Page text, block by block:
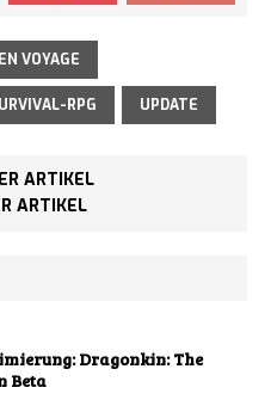
VOYAGE
RPG UPDATE
ARTIKEL
ARTIKEL
Dragonkin: The
Beta